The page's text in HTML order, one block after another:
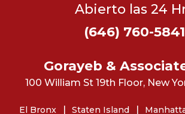
Abierto las 24
(646) 760-5841
Gorayeb &
100 William St 19th Floor, New
El Bronx Staten Island